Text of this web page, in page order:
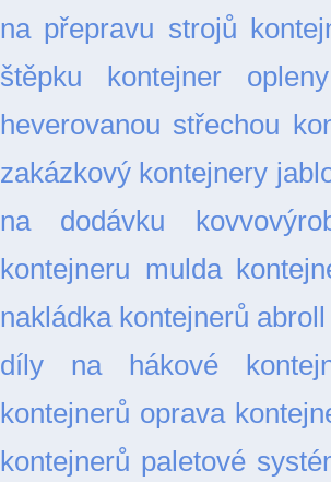
na přepravu strojů
štěpku
kontejner opleny
heverovanou střechou
zakázkový kontejnery
na dodávku
kontejneru mulda
nakládka kontejnerů abroll
díly na hákové
kontejnerů oprava
kontejnerů paletové